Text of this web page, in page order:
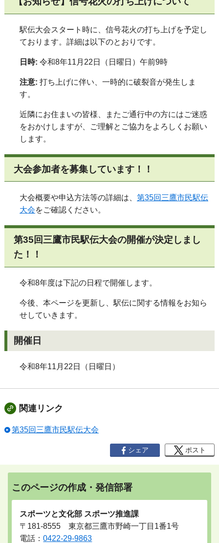
駅伝大会スタート時に、信号花火の打ち上げを予定し
ております。詳細は以下のとおりです。
日時: 令和8年11月22日（日曜日） 午前9時
注意: 打ち上げに伴い、一時的に破裂音が発生しま
す。
近隣にお住まいの皆様、またご通行中の方にはご迷惑
をおかけしますが、ご理解とご協力をよろしくお願い
します。
大会参加者を募集しています！！
大会概要や申込方法等の詳細は、 第35回三鷹市民駅伝
大会をご確認ください。
第35回三鷹市民駅伝大会の開催が決定しまし
た！！
令和8年度は下記の日程で開催します。
今後、本ページを更新し、駅伝に関する情報をお知ら
せしていきます。
開催日
令和8年11月22日（日曜日）
関連リンク
第35回三鷹市民駅伝大会
シェア ポスト
このページの作成・発信部署
スポーツと文化部 スポーツ推進課
〒181-8555 東京都三鷹市野崎一丁目1番1号
電話：0422-29-9863